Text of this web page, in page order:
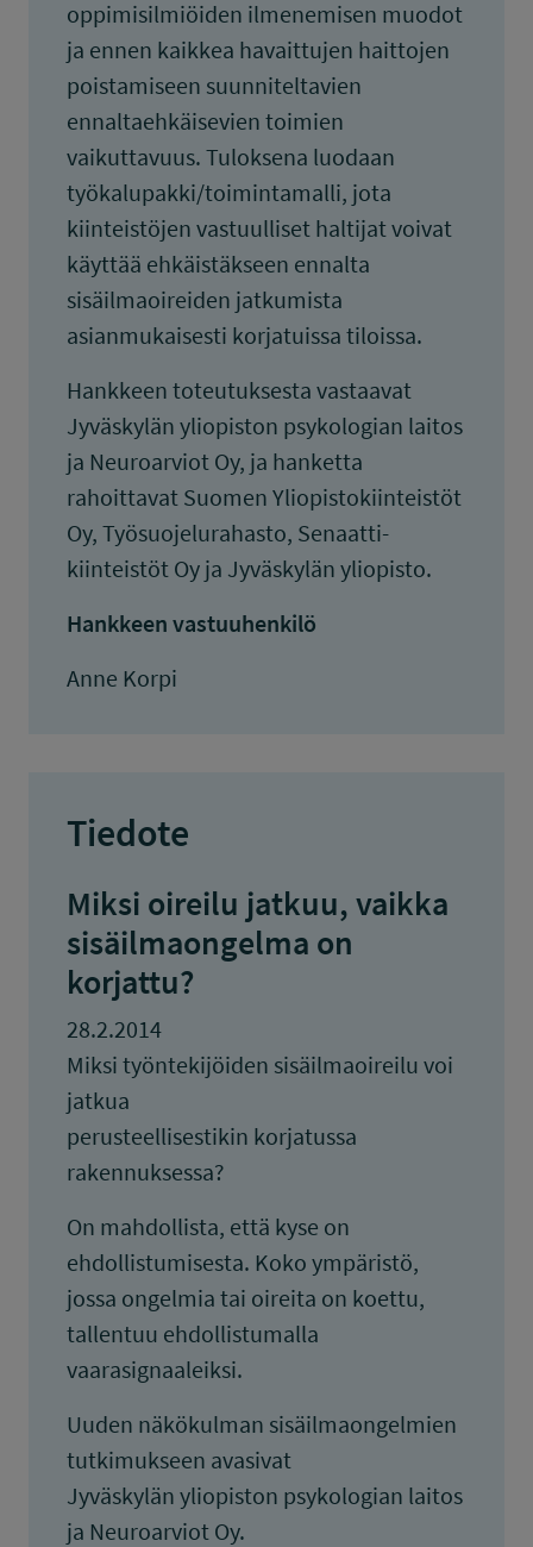
oppimisilmiöiden ilmenemisen muodot
ja ennen kaikkea havaittujen haittojen
poistamiseen suunniteltavien
ennaltaehkäisevien toimien
vaikuttavuus. Tuloksena luodaan
työkalupakki/toimintamalli, jota
kiinteistöjen vastuulliset haltijat voivat
käyttää ehkäistäkseen ennalta
sisäilmaoireiden jatkumista
asianmukaisesti korjatuissa tiloissa.
Hankkeen toteutuksesta vastaavat
Jyväskylän yliopiston psykologian laitos
ja Neuroarviot Oy, ja hanketta
rahoittavat Suomen Yliopistokiinteistöt
Oy, Työsuojelurahasto, Senaatti-
kiinteistöt Oy ja Jyväskylän yliopisto.
Hankkeen vastuuhenkilö
Anne Korpi
Tiedote
Miksi oireilu jatkuu, vaikka
sisäilmaongelma on
korjattu?
28.2.2014
Miksi työntekijöiden sisäilmaoireilu voi
jatkua
perusteellisestikin korjatussa
rakennuksessa?
On mahdollista, että kyse on
ehdollistumisesta. Koko ympäristö,
jossa ongelmia tai oireita on koettu,
tallentuu ehdollistumalla
vaarasignaaleiksi.
Uuden näkökulman sisäilmaongelmien
tutkimukseen avasivat
Jyväskylän yliopiston psykologian laitos
ja Neuroarviot Oy.